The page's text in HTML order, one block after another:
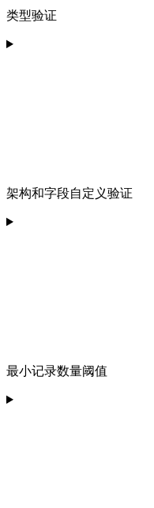
类型验证
架构和字段自定义验证
最小记录数量阈值